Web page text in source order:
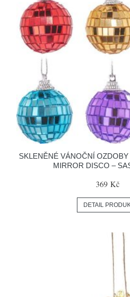
SKLENĚNÉ VÁNOČNÍ
MIRROR DISCO –
369 Kč
DETAIL